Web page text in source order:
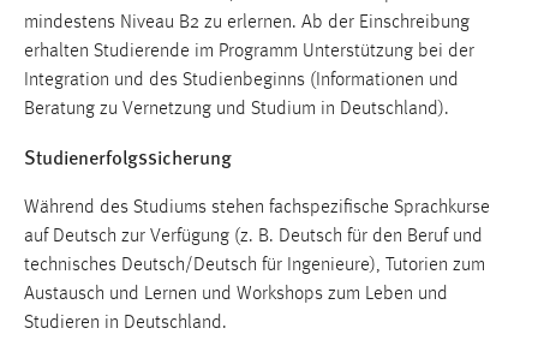
mindestens Niveau B2 zu erlernen. Ab der Einschreibung
erhalten Studierende im Programm Unterstützung bei der
Integration und des Studienbeginns (Informationen und
Beratung zu Vernetzung und Studium in Deutschland).
Studienerfolgssicherung
Während des Studiums stehen fachspezifische Sprachkurse
auf Deutsch zur Verfügung (z. B. Deutsch für den Beruf und
technisches Deutsch/Deutsch für Ingenieure), Tutorien zum
Austausch und Lernen und Workshops zum Leben und
Studieren in Deutschland.
Zweck:
Für performante Seitenauslieferung wird in diesem Cookie
gespeichert, ob man eingeloggt ist.
Sprachpräferenz
Name:
site-language-preference
Zweck:
Das Cookie speichert die gewählte Sprache der Website.